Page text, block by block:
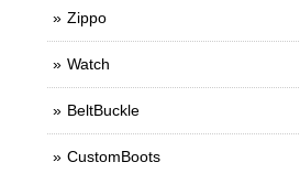
Zippo
Watch
BeltBuckle
CustomBoots